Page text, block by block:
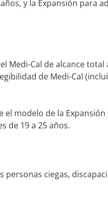
y la Expansión para
Medi-Cal de alcance
de Medi-Cal
modelo de la
de 19 a 25 años.
ciegas,